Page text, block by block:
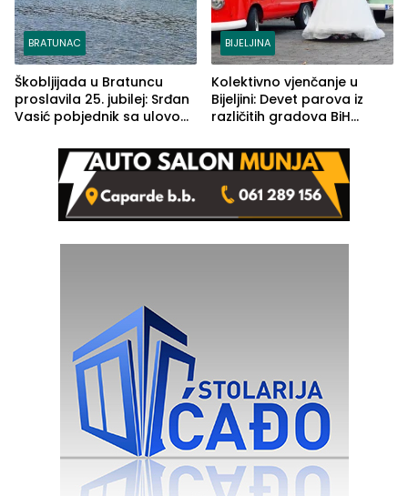
BRATUNAC
Škobljijada u Bratuncu
proslavila 25. jubilej: Srđan
Vasić pobjednik sa ulovom
BIJELJINA
Kolektivno vjenčanje u
Bijeljini: Devet parova iz
različitih gradova BiH